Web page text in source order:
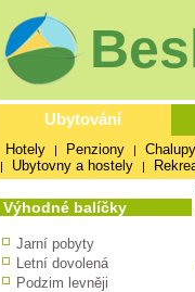
Ubytování
Hotely | Penziony | Chalupy
| Ubytovny a hostely |
Výhodné balíčky
Jarní pobyty
Letní dovolená
Podzim levněji